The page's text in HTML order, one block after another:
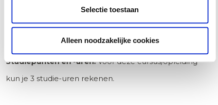
Selectie toestaan
Alleen noodzakelijke cookies
Studiepunten
Studiepunten en -uren:Voor deze cursus/opleiding
kun je 3 studie-uren rekenen.